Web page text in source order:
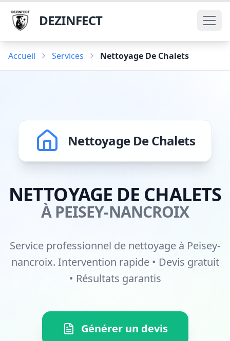
DEZINFECT
Accueil Services Nettoyage De Chalets
Nettoyage De Chalets
NETTOYAGE DE CHALETS
À PEISEY-NANCROIX
Service professionnel de nettoyage à Peisey-
nancroix. Intervention rapide • Devis gratuit
• Résultats garantis
Générer un devis